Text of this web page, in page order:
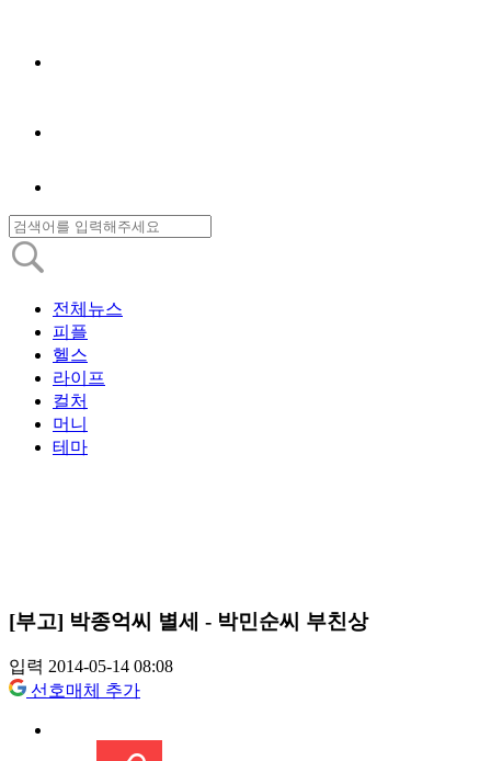
전체뉴스
피플
헬스
라이프
컬처
머니
테마
[부고] 박종억씨 별세 - 박민순씨 부친상
입력 2014-05-14 08:08
선호매체 추가